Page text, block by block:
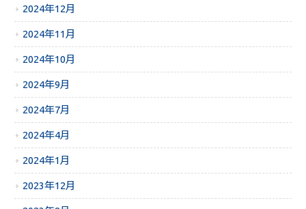
2024年12月
2024年11月
2024年10月
2024年9月
2024年7月
2024年4月
2024年1月
2023年12月